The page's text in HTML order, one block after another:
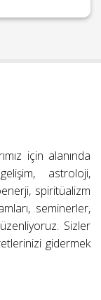
için alanında
astroloji,
spiritüalizm
seminerler,
Sizler
gidermek